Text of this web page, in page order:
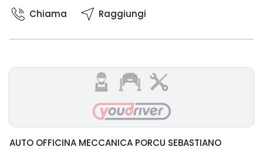
Chiama Raggiungi
AUTO OFFICINA MECCANICA PORCU SEBASTIANO